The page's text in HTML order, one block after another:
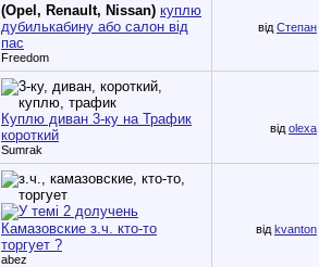
(Opel, Renault, Nissan) куплю
дубилькабину або салон від
пас
Freedom
від Степан
Куплю диван 3-ку на Трафик
короткий
Sumrak
від olexa
Камазовские з.ч. кто-то
торгует ?
abez
від kvanton